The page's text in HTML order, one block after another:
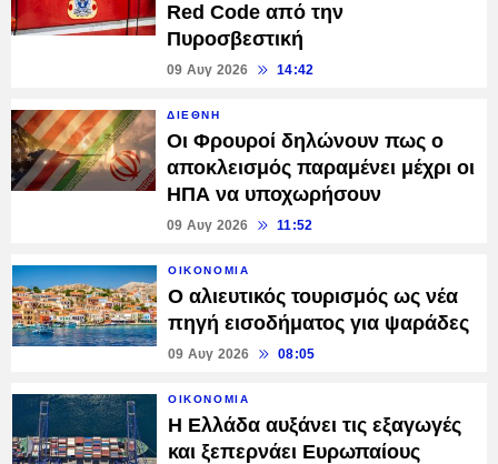
Red Code από την
Πυροσβεστική
09 Αυγ 2026 14:42
ΔΙΕΘΝΗ
Οι Φρουροί δηλώνουν πως ο
αποκλεισμός παραμένει μέχρι οι
ΗΠΑ να υποχωρήσουν
09 Αυγ 2026 11:52
ΟΙΚΟΝΟΜΙΑ
Ο αλιευτικός τουρισμός ως νέα
πηγή εισοδήματος για ψαράδες
09 Αυγ 2026 08:05
ΟΙΚΟΝΟΜΙΑ
Η Ελλάδα αυξάνει τις εξαγωγές
και ξεπερνάει Ευρωπαίους